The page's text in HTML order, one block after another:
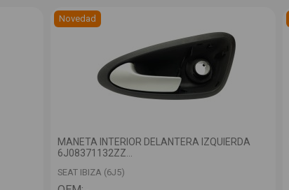
Novedad
MANETA INTERIOR DELANTERA IZQUIERDA
6J08371132ZZ...
SEAT IBIZA (6J5)